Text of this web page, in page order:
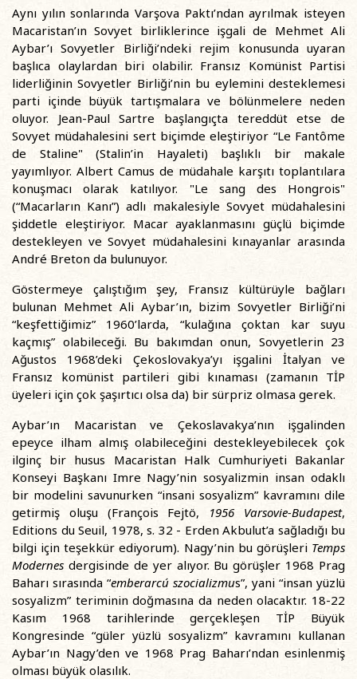
Aynı yılın sonlarında Varşova Paktı’ndan ayrılmak isteyen
Macaristan’ın Sovyet birliklerince işgali de Mehmet Ali
Aybar’ı Sovyetler Birliği’ndeki rejim konusunda uyaran
başlıca olaylardan biri olabilir. Fransız Komünist Partisi
liderliğinin Sovyetler Birliği’nin bu eylemini desteklemesi
parti içinde büyük tartışmalara ve bölünmelere neden
oluyor. Jean-Paul Sartre başlangıçta tereddüt etse de
Sovyet müdahalesini sert biçimde eleştiriyor “Le Fantôme
de Staline" (Stalin’in Hayaleti) başlıklı bir makale
yayımlıyor. Albert Camus de müdahale karşıtı toplantılara
konuşmacı olarak katılıyor. "Le sang des Hongrois"
(“Macarların Kanı”) adlı makalesiyle Sovyet müdahalesini
şiddetle eleştiriyor. Macar ayaklanmasını güçlü biçimde
destekleyen ve Sovyet müdahalesini kınayanlar arasında
André Breton da bulunuyor.
Göstermeye çalıştığım şey, Fransız kültürüyle bağları
bulunan Mehmet Ali Aybar’ın, bizim Sovyetler Birliği’ni
“keşfettiğimiz” 1960’larda, “kulağına çoktan kar suyu
kaçmış” olabileceği. Bu bakımdan onun, Sovyetlerin 23
Ağustos 1968’deki Çekoslovakya’yı işgalini İtalyan ve
Fransız komünist partileri gibi kınaması (zamanın TİP
üyeleri için çok şaşırtıcı olsa da) bir sürpriz olmasa gerek.
Aybar’ın Macaristan ve Çekoslavakya’nın işgalinden
epeyce ilham almış olabileceğini destekleyebilecek çok
ilginç bir husus Macaristan Halk Cumhuriyeti Bakanlar
Konseyi Başkanı Imre Nagy’nin sosyalizmin insan odaklı
bir modelini savunurken “insani sosyalizm” kavramını dile
getirmiş oluşu (François Fejtö, 1956 Varsovie-Budapest,
Editions du Seuil, 1978, s. 32 - Erden Akbulut’a sağladığı bu
bilgi için teşekkür ediyorum). Nagy’nin bu görüşleri Temps
Modernes dergisinde de yer alıyor. Bu görüşler 1968 Prag
Baharı sırasında “emberarcú szocializmus”, yani “insan yüzlü
sosyalizm” teriminin doğmasına da neden olacaktır. 18-22
Kasım 1968 tarihlerinde gerçekleşen TİP Büyük
Kongresinde “güler yüzlü sosyalizm” kavramını kullanan
Aybar’ın Nagy’den ve 1968 Prag Baharı’ndan esinlenmiş
olması büyük olasılık.